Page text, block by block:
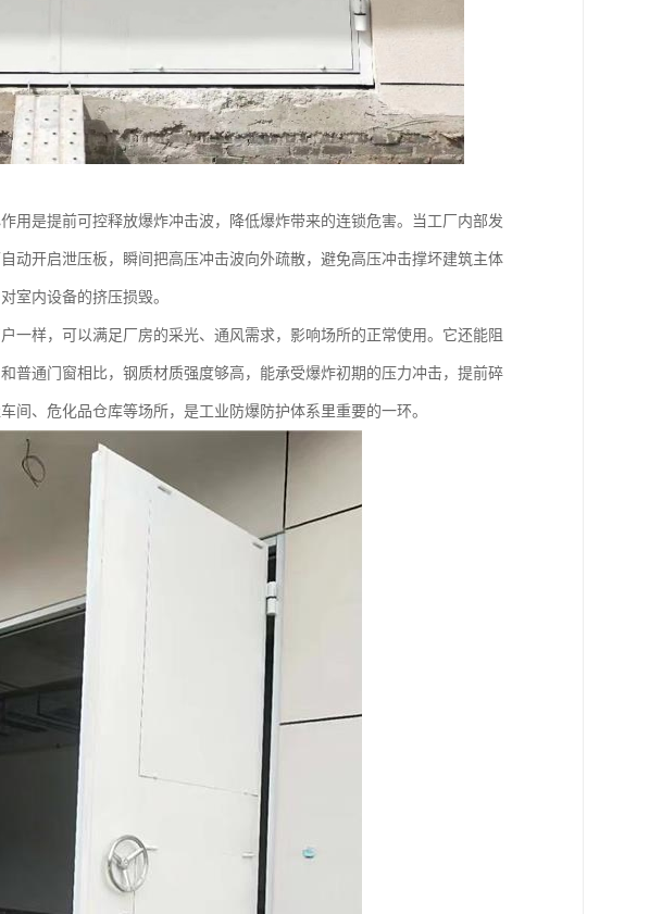
用是提前可控释放爆炸冲击波，降低爆炸带来的连锁危害。当工厂内部发
动开启泄压板，瞬间把高压冲击波向外疏散，避免高压冲击撑坏建筑主体
室内设备的挤压损毁。
一样，可以满足厂房的采光、通风需求，影响场所的正常使用。它还能阻
普通门窗相比，钢质材质强度够高，能承受爆炸初期的压力冲击，提前碎
、危化品仓库等场所，是工业防爆防护体系里重要的一环。